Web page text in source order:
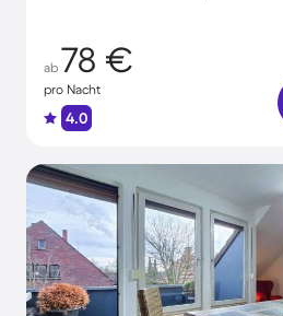
ab 78 €
pro Nacht
4.0